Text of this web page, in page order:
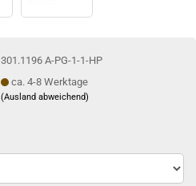
301.1196 A-PG-1-1-HP
ca. 4-8 Werktage
(Ausland abweichend)